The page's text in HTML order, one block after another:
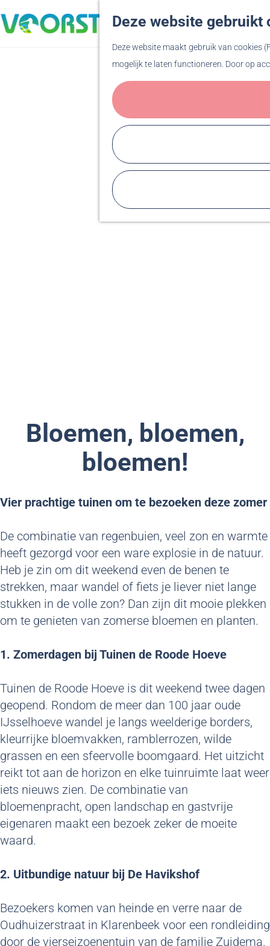
Deze website gebruikt
Deze website maakt gebruik van cookies
mogelijk te laten functioneren. Door op
Bloemen, bloemen,
bloemen!
Vier prachtige tuinen om te bezoeken deze zomer
De combinatie van regenbuien, veel zon en warmte
heeft gezorgd voor een ware explosie in de natuur.
Heb je zin om dit weekend even de benen te
strekken, maar wandel of fiets je liever niet lange
stukken in de volle zon? Dan zijn dit mooie plekken
om te genieten van zomerse bloemen en planten.
1. Zomerdagen bij Tuinen de Roode Hoeve
Tuinen de Roode Hoeve is dit weekend twee dagen
geopend. Rondom de meer dan 100 jaar oude
IJsselhoeve wandel je langs weelderige borders,
kleurrijke bloemvakken, ramblerrozen, wilde
grassen en een sfeervolle boomgaard. Het uitzicht
reikt tot aan de horizon en elke tuinruimte laat weer
iets nieuws zien. De combinatie van
bloemenpracht, open landschap en gastvrije
eigenaren maakt een bezoek zeker de moeite
waard.
2. Uitbundige natuur bij De Havikshof
Bezoekers komen van heinde en verre naar de
Oudhuizerstraat in Klarenbeek voor een rondleiding
door de vierseizoenentuin van de familie Zuidema.